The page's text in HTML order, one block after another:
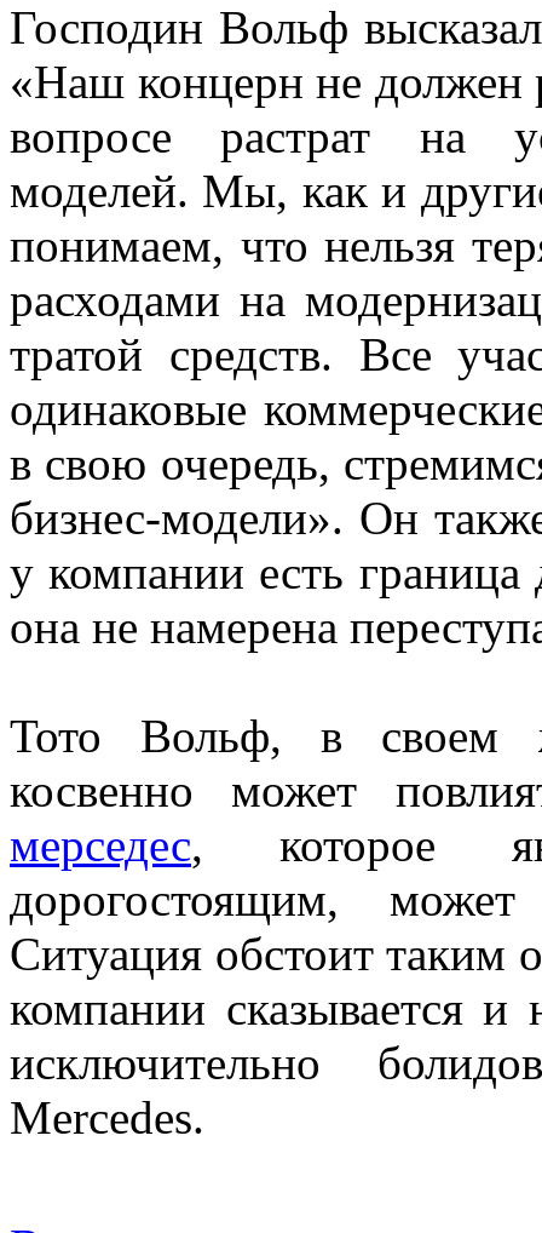
Господин Вольф
«Наш концерн не должен
вопросе растрат на
моделей. Мы, как и
понимаем, что нельзя
расходами на
тратой средств. Все
одинаковые
в свою очередь,
бизнес-модели». Он
у компании есть
она не намерена
Тото Вольф, в своем
косвенно может
мерседес, которое
дорогостоящим,
Ситуация обстоит таким
компании сказывается
исключительно
Mercedes.